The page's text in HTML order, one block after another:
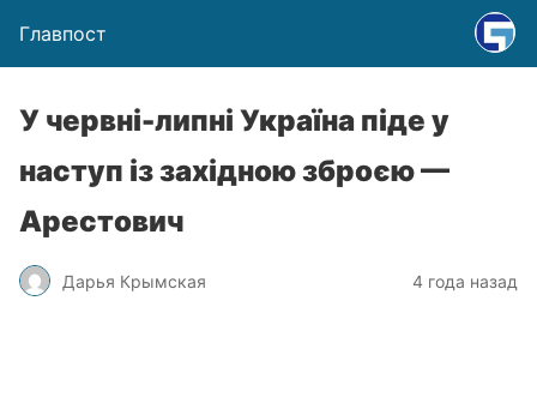
Главпост
У червні-липні Україна піде у
наступ із західною зброєю —
Арестович
Дарья Крымская 4 года назад